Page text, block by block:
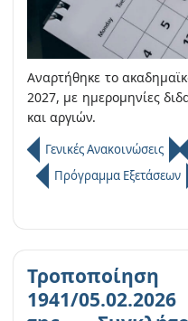
Αναρτήθηκε το
2027, με ημερομηνίες
και αργιών.
Γενικές Ανακοινώσεις
Πρόγραμμα Εξετάσεων
1941/